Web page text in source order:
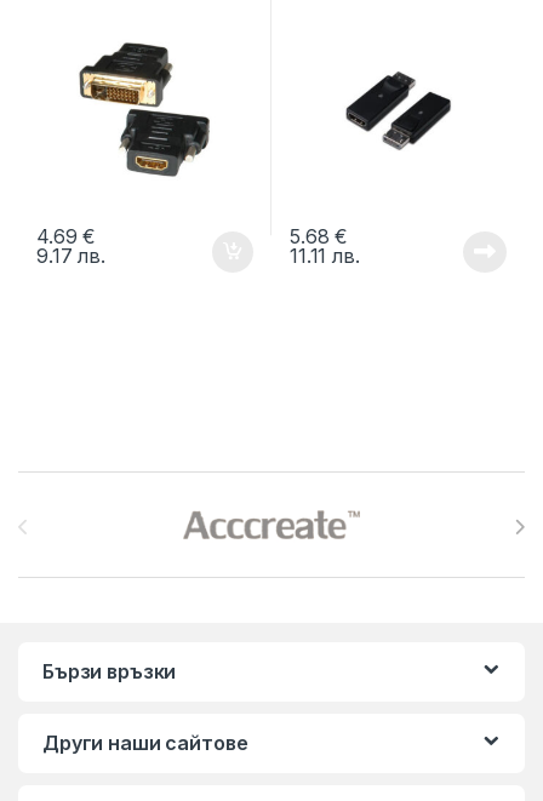
4.69€
9.17лв.
5.68€
11.11лв.
Бързи връзки
Други наши сайтове